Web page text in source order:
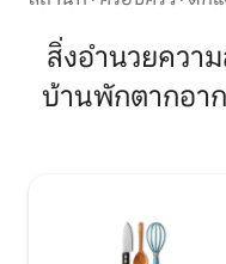
Syntax Architects ศิลปะ
เฟอร์นิเจอร์ดีไซน์ อินเท
เครื่องปรับอากาศ สมา
ลิกซ์ พื้นที่ทำงาน และห้
สิ่งอำนวยควา
บ้านพักตากอาก